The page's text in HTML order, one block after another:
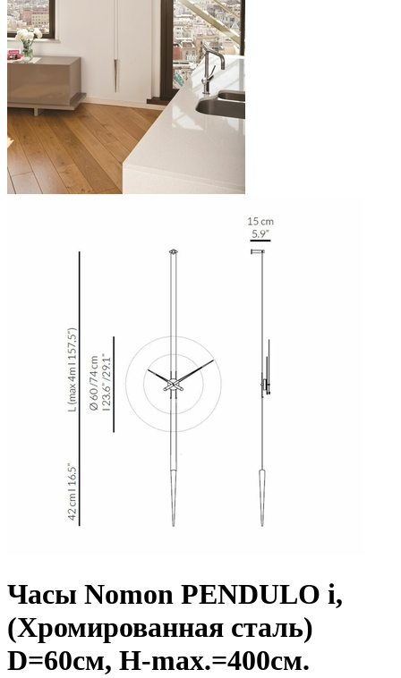
Часы Nomon PENDULO i,
(Хромированная сталь)
D=60см, H-max.=400см.